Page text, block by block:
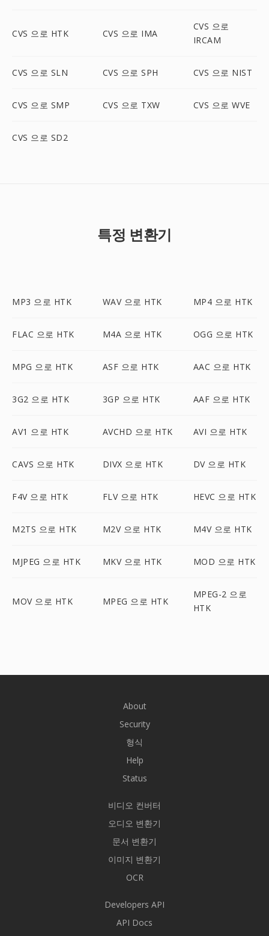
CVS 으로 HTK CVS 으로 IMA
CVS 으로
IRCAM
CVS 으로 SLN CVS 으로 SPH CVS 으로 NIST
CVS 으로 SMP CVS 으로 TXW CVS 으로 WVE
CVS 으로 SD2
특정 변환기
MP3 으로 HTK WAV 으로 HTK MP4 으로 HTK
FLAC 으로 HTK M4A 으로 HTK OGG 으로 HTK
MPG 으로 HTK ASF 으로 HTK AAC 으로 HTK
3G2 으로 HTK 3GP 으로 HTK AAF 으로 HTK
AV1 으로 HTK AVCHD 으로 HTK AVI 으로 HTK
CAVS 으로 HTK DIVX 으로 HTK DV 으로 HTK
F4V 으로 HTK FLV 으로 HTK HEVC 으로 HTK
M2TS 으로 HTK M2V 으로 HTK M4V 으로 HTK
MJPEG 으로 HTK MKV 으로 HTK MOD 으로 HTK
MOV 으로 HTK MPEG 으로 HTK
MPEG-2 으로
HTK
About
Security
형식
Help
Status
비디오 컨버터
오디오 변환기
문서 변환기
이미지 변환기
OCR
Developers API
API Docs